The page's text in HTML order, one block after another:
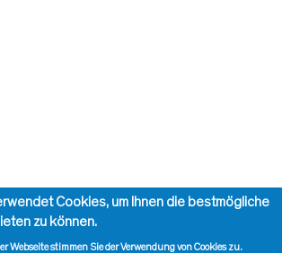
Cookies, um Ihnen die bestmögliche
zu können.
Webseite stimmen Sie der Verwendung von Cookies zu.